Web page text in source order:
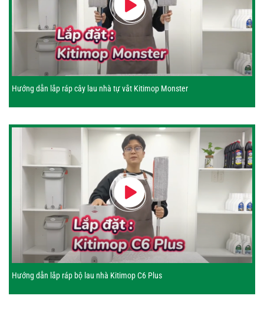
Hướng dẫn lắp ráp cây lau nhà tự vắt Kitimop Monster
Hướng dẫn lắp ráp bộ lau nhà Kitimop C6 Plus